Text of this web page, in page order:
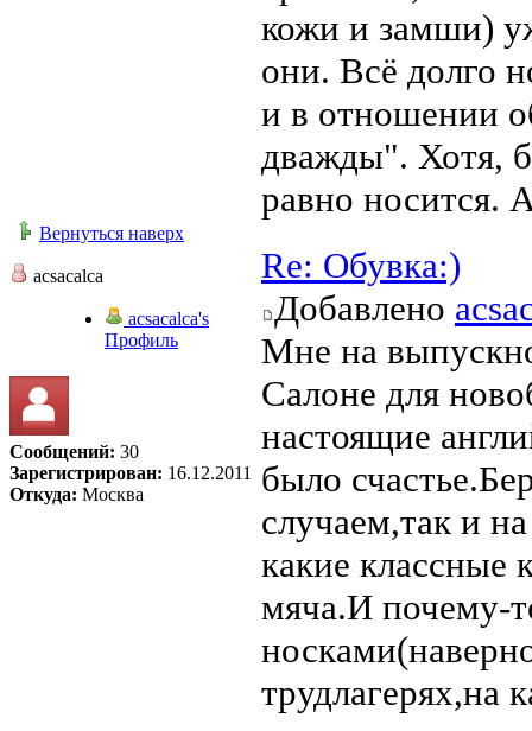
кожи и замши)
они. Всё долго
и в отношении
дважды". Хотя,
равно носится.
Вернуться наверх
acsacalca
acsacalca's
Профиль
Сообщений: 30
Зарегистрирован: 16.12.2011
Откуда: Москва
Re: Обувка:)
Добавлено
Мне на
Салоне для
настоящие
было
случаем,так и
какие классные
мяча.И почему-
трудлагерях,на